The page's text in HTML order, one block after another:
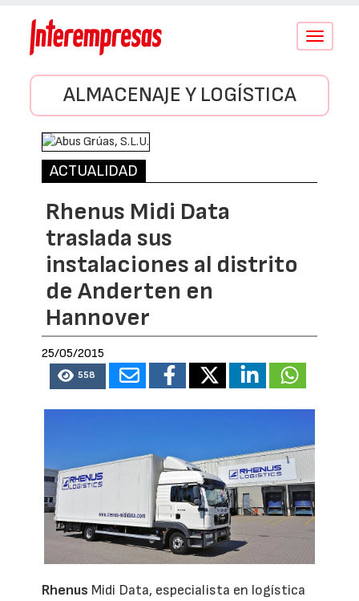
Conmutar
ALMACENAJE Y LOGÍSTICA
ACTUALIDAD
Rhenus Midi Data
traslada sus
instalaciones al distrito
de Anderten en
Hannover
25/05/2015
558
Rhenus Midi Data, especialista en logística